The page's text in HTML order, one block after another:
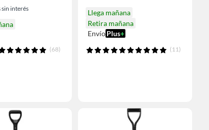
interés
(68)
Llega mañana
Retira mañana
EnvíoPlus+
(11)